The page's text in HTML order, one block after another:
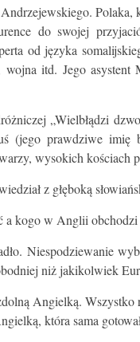
Polaka,
do swojej
od języka
itd. Jego
„Wielbłądzi
(jego prawdziwe imię
wysokich kościach
z głęboką
a kogo w Anglii
niż jakikolwiek
Wszystko
która sama